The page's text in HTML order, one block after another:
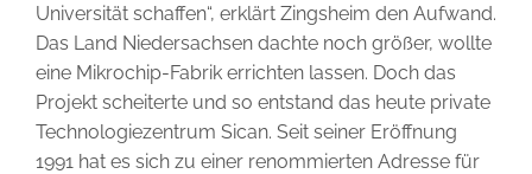
Universität schaffen“, erklärt Zingsheim den Aufwand.
Das Land Niedersachsen dachte noch größer, wollte
eine Mikrochip-Fabrik errichten lassen. Doch das
Projekt scheiterte und so entstand das heute private
Technologiezentrum Sican. Seit seiner Eröffnung
1991 hat es sich zu einer renommierten Adresse für